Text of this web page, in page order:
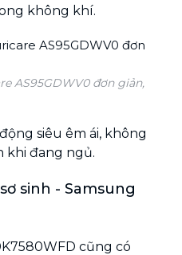
không khí.
AS95GDWV0 đơn giản,
siêu êm ái, không
khi đang ngủ.
sinh - Samsung
cũng có